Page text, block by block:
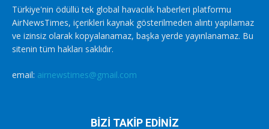
Türkiye'nin ödüllü tek global havacılık haberleri platformu
AirNewsTimes, içerikleri kaynak gösterilmeden alıntı yapılamaz
ve izinsiz olarak kopyalanamaz, başka yerde yayınlanamaz. Bu
sitenin tüm hakları saklıdır.
email: airnewstimes@gmail.com
BİZİ TAKİP EDİNİZ